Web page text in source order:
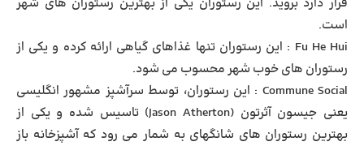
قرار دارد بروید. این رستوران یکی از بهترین رستوران های شهر
است.
Fu He Hui : این رستوران تنها غذاهای گیاهی ارائه کرده و یکی از
رستوران های خوب شهر محسوب می شود.
Commune Social : این رستوران، توسط سرآشپز مشهور انگلیسی
یعنی جیسون آثرتون (Jason Atherton) تاسیس شده و یکی از
بهترین رستوران های شانگهای به شمار می رود که آشپزخانه باز